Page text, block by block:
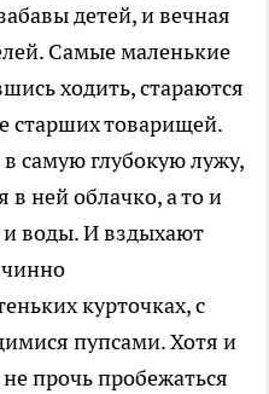
детей, и вечная
Самые маленькие
ходить, стараются
старших товарищей.
в самую глубокую лужу,
в ней облачко, а то и
и воды. И вздыхают
курточках, с
пупсами. Хотя и
прочь пробежаться